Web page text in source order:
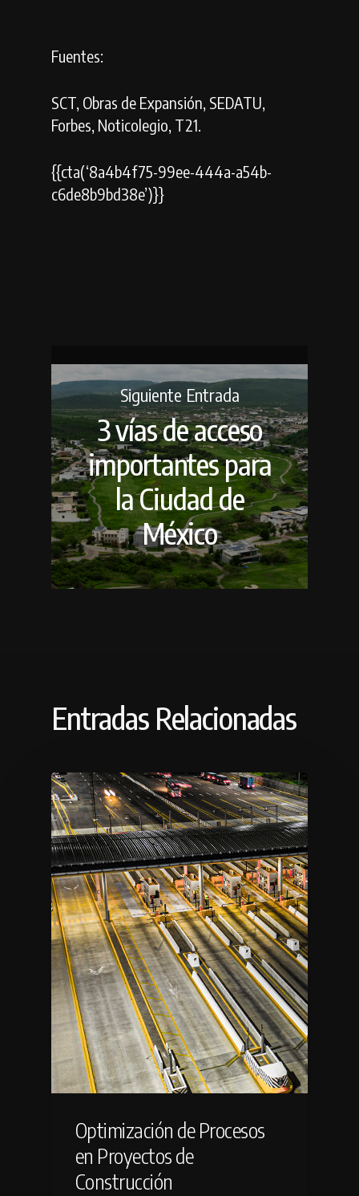
Fuentes:
SCT, Obras de Expansión, SEDATU,
Forbes, Noticolegio, T21.
{{cta(‘8a4b4f75-99ee-444a-a54b-
c6de8b9bd38e’)}}
Siguiente Entrada
3 vías de acceso
importantes para
la Ciudad de
México
Entradas Relacionadas
Optimización de Procesos
en Proyectos de
Construcción